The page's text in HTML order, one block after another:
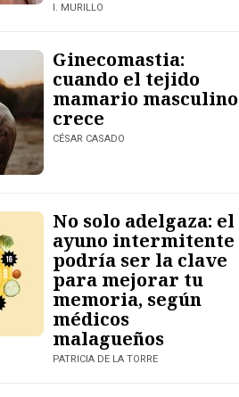
I. MURILLO
Ginecomastia:
cuando el tejido
mamario masculino
crece
CÉSAR CASADO
No solo adelgaza: el
ayuno intermitente
podría ser la clave
para mejorar tu
memoria, según
médicos
malagueños
PATRICIA DE LA TORRE